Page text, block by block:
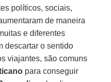
políticos, sociais,
de maneira
e diferentes
descartar o sentido
viajantes, são comuns
para conseguir